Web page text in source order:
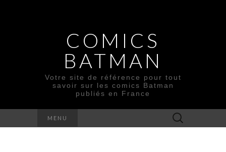
COMICS
BATMAN
Votre site de référence pour tout
savoir sur les comics Batman
publiés en France
MENU Rechercher :